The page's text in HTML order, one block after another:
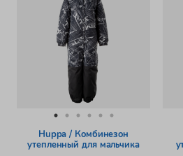
Huppa / Комбинезон
утепленный для мальчика